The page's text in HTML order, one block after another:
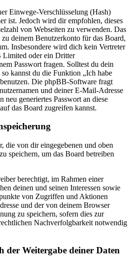
Einwege-Verschlüsselung (Hash)
ist. Jedoch wird dir empfohlen, dieses
von Webseiten zu verwenden. Das
deinem Benutzerkonto für das Board,
Insbesondere wird dich kein Vertreter
Limited oder ein Dritter
Passwort fragen. Solltest du dein
so kannst du die Funktion „Ich habe
Die phpBB-Software fragt
und deiner E-Mail-Adresse
neu generiertes Passwort an diese
das Board zugreifen kannst.
die von dir eingegebenen und oben
speichern, um das Board betreiben
berechtigt, im Rahmen einer
deinen und seinen Interessen sowie
von Zugriffen und Aktionen
und der von deinem Browser
zu speichern, sofern dies zur
Nachverfolgbarkeit notwendig
der Weitergabe deiner Daten